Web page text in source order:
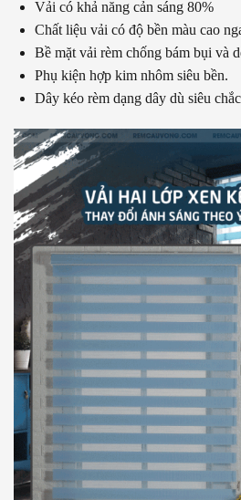
Vải có khả năng cản sáng 80%
Chất liệu vải có độ bền màu cao
Bề mặt vải rèm chống bám bụi và
Phụ kiện hợp kim nhôm siêu bền.
Dây kéo rèm dạng dây dù siêu